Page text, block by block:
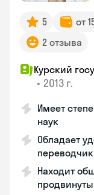
5 от
2 отзыва
Курский
• 2013 г.
Имеет
наук
Обладает
Находит